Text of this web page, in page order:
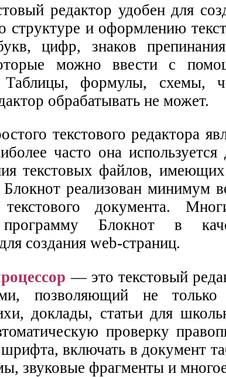
редактор удобен для
структуре и оформлению
цифр, знаков
можно ввести с
Таблицы, формулы, схемы,
обрабатывать не может.
текстового редактора
часто она
текстовых файлов,
реализован минимум
документа.
Блокнот в
создания web-страниц.
— это текстовый
позволяющий не только
доклады, статьи для
проверку
включать в документ
звуковые фрагменты и